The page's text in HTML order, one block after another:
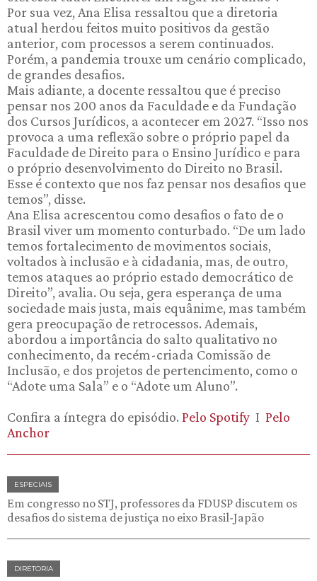
Por sua vez, Ana Elisa ressaltou que a diretoria
atual herdou feitos muito positivos da gestão
anterior, com processos a serem continuados.
Porém, a pandemia trouxe um cenário complicado,
de grandes desafios.
Mais adiante, a docente ressaltou que é preciso
pensar nos 200 anos da Faculdade e da Fundação
dos Cursos Jurídicos, a acontecer em 2027. “Isso nos
provoca a uma reflexão sobre o próprio papel da
Faculdade de Direito para o Ensino Jurídico e para
o próprio desenvolvimento do Direito no Brasil.
Esse é contexto que nos faz pensar nos desafios que
temos”, disse.
Ana Elisa acrescentou como desafios o fato de o
Brasil viver um momento conturbado. “De um lado
temos fortalecimento de movimentos sociais,
voltados à inclusão e à cidadania, mas, de outro,
temos ataques ao próprio estado democrático de
Direito”, avalia. Ou seja, gera esperança de uma
sociedade mais justa, mais equânime, mas também
gera preocupação de retrocessos. Ademais,
abordou a importância do salto qualitativo no
conhecimento, da recém-criada Comissão de
Inclusão, e dos projetos de pertencimento, como o
“Adote uma Sala” e o “Adote um Aluno”.
Confira a íntegra do episódio. Pelo Spotify I Pelo
Anchor
ESPECIAIS
Em congresso no STJ, professores da FDUSP discutem os
desafios do sistema de justiça no eixo Brasil-Japão
DIRETORIA